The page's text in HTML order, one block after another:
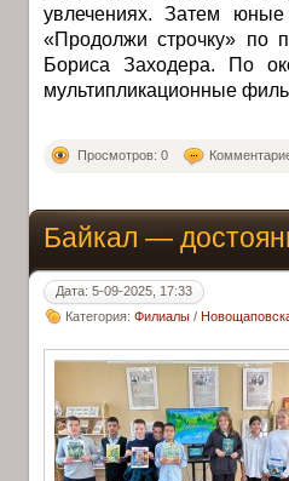
увлечениях. Затем
«Продолжи строчку» по
Бориса Заходера. По
мультипликационные
Просмотров: 0
Байкал —
Дата: 5-09-2025, 17:33
Категория: Филиалы /